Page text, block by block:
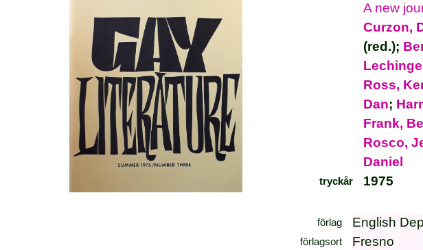
A new
Curzon,
(red.);
Ross,
Dan;
Frank,
Rosco,
Daniel
tryckår 1975
förlag English
förlagsort Fresno